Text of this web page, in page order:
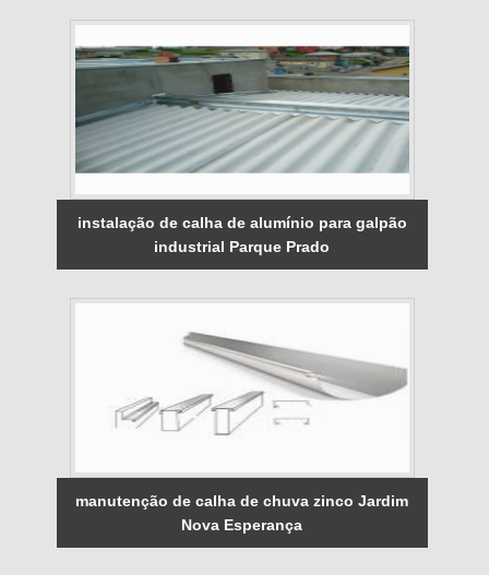
instalação de calha de alumínio para galpão
industrial Parque Prado
manutenção de calha de chuva zinco Jardim
Nova Esperança